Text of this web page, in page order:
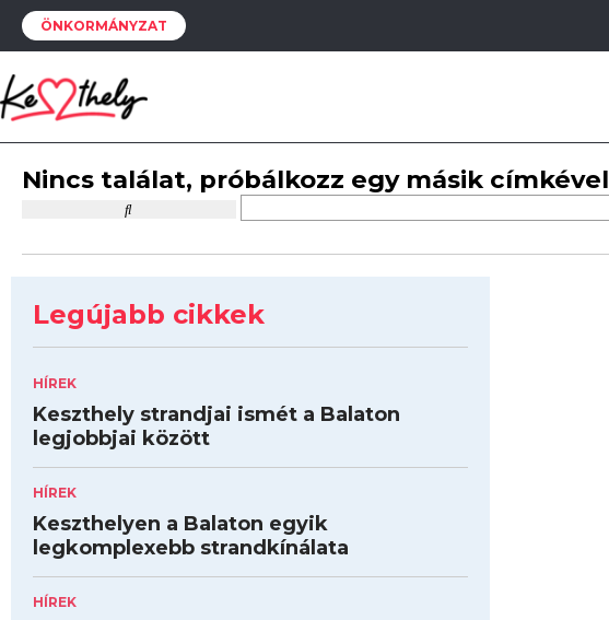
ÖNKORMÁNYZAT
Nincs találat, próbálkozz egy másik címkével
Legújabb cikkek
HÍREK
Keszthely strandjai ismét a Balaton
legjobbjai között
HÍREK
Keszthelyen a Balaton egyik
legkomplexebb strandkínálata
HÍREK